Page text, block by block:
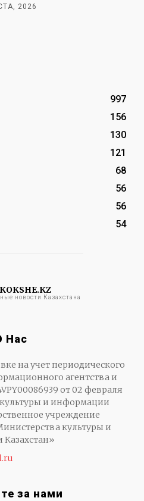
2026
997
156
130
121
68
56
56
54
новости Казахстана
Нас
на учет периодического
агентства и
от 02 февраля
и информации
учреждение
культуры и
за нами